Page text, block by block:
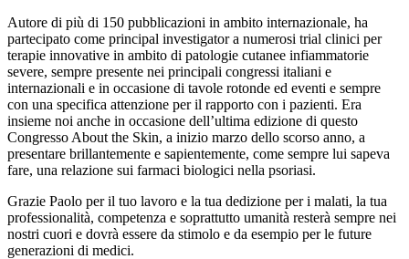
Autore di più di 150 pubblicazioni in ambito internazionale, ha
partecipato come principal investigator a numerosi trial clinici per
terapie innovative in ambito di patologie cutanee infiammatorie
severe, sempre presente nei principali congressi italiani e
internazionali e in occasione di tavole rotonde ed eventi e sempre
con una specifica attenzione per il rapporto con i pazienti. Era
insieme noi anche in occasione dell’ultima edizione di questo
Congresso About the Skin, a inizio marzo dello scorso anno, a
presentare brillantemente e sapientemente, come sempre lui sapeva
fare, una relazione sui farmaci biologici nella psoriasi.
Grazie Paolo per il tuo lavoro e la tua dedizione per i malati, la tua
professionalità, competenza e soprattutto umanità resterà sempre nei
nostri cuori e dovrà essere da stimolo e da esempio per le future
generazioni di medici.